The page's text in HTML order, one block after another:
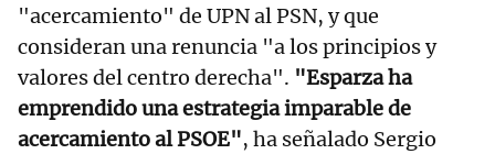
"acercamiento" de UPN al PSN, y que
consideran una renuncia "a los principios y
valores del centro derecha". "Esparza ha
emprendido una estrategia imparable de
acercamiento al PSOE", ha señalado Sergio